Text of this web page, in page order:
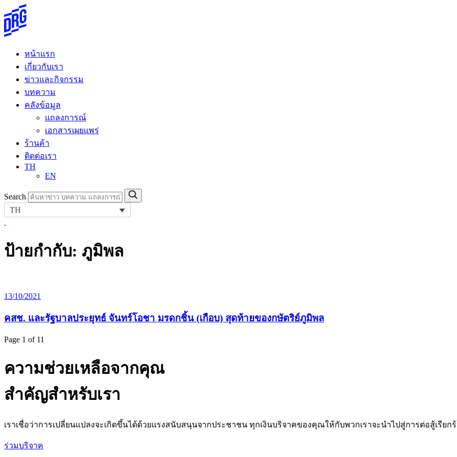
Skip
to
content
หน้าแรก
เกี่ยวกับเรา
ข่าวและกิจกรรม
บทความ
คลังข้อมูล
แถลงการณ์
เอกสารเผยแพร่
ร้านค้า
ติดต่อเรา
TH
EN
Search
TH
ป้ายกำกับ: ภูมิพล
13/10/2021
คสช. และรัฐบาลประยุทธ์ จันทร์โอชา มรดกชิ้น (เกือบ) สุดท้ายของกษัตริย์ภูมิพล
Page 1 of 11
ความช่วยเหลือจากคุณ
สำคัญสำหรับเรา
เราเชื่อว่าการเปลี่ยนแปลงจะเกิดขึ้นได้ด้วยแรงสนับสนุนจากประชาชน ทุกเงินบริจาคของคุณให้กับพวกเราจะนำไปสู่การต่อสู้เรียก
ร่วมบริจาค